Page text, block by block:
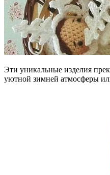
Эти уникальные изделия
уютной зимней атмосферы